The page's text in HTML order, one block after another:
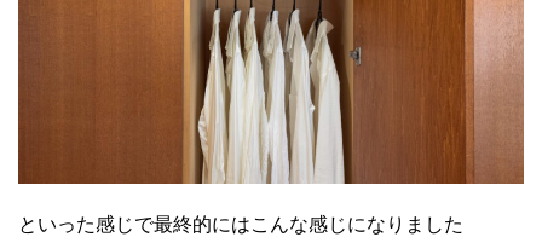
といった感じで最終的にはこんな感じになりました